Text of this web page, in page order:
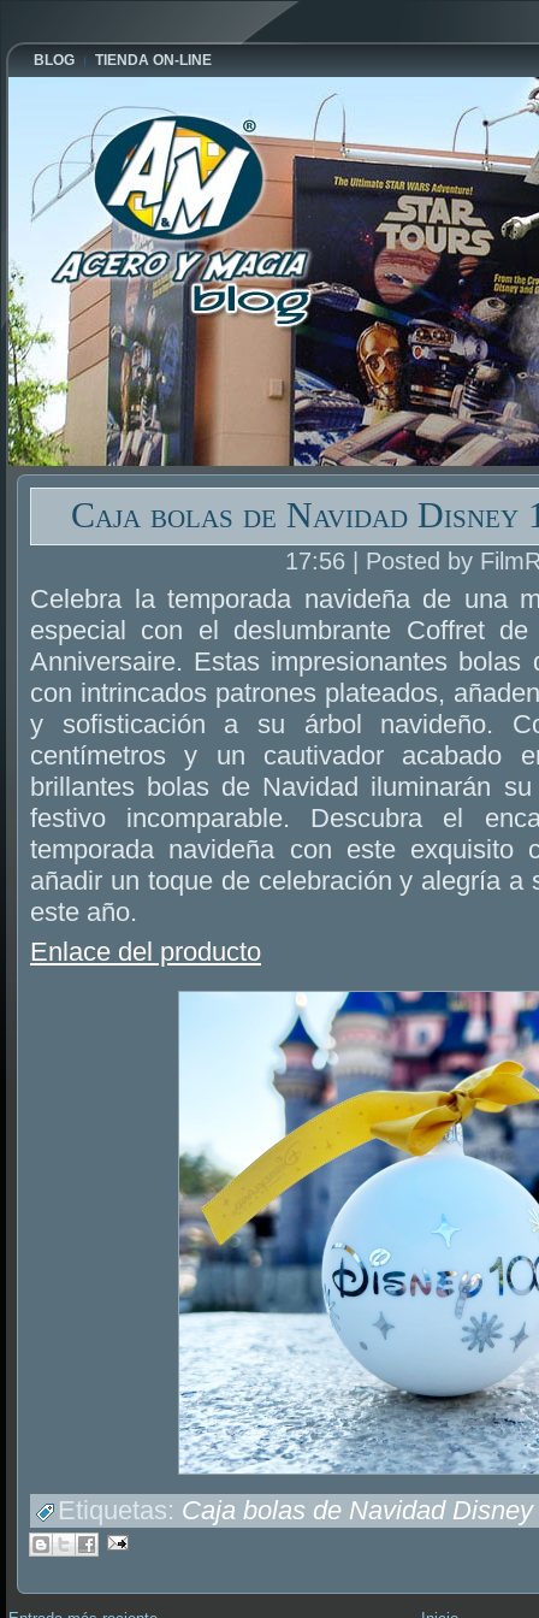
BLOG TIENDA ON-LINE
Caja bolas de Navidad Disney
17:56 | Posted by
Celebra la temporada navideña de una
especial con el deslumbrante Coffret
Anniversaire. Estas impresionantes bolas
con intrincados patrones plateados,
y sofisticación a su árbol navideño.
centímetros y un cautivador acabado
brillantes bolas de Navidad iluminarán
festivo incomparable. Descubra el
temporada navideña con este exquisito
añadir un toque de celebración y alegría a
este año.
Enlace del producto
Etiquetas: Caja bolas de Navidad